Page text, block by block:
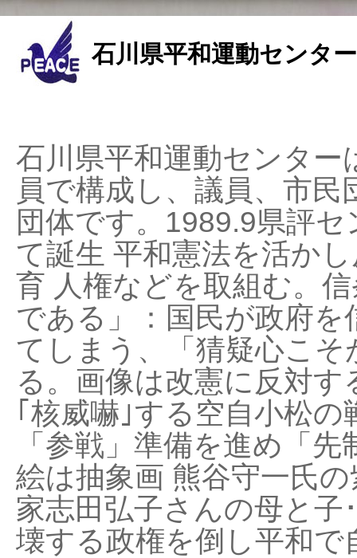
石川県平和運動センタ
石川県平和運動センタ
員で構成し、議員、市
団体です。1989.9県評
て誕生 平和憲法を活か
育 人権などを取組む。
である」：国民が政府
てしまう、「猜疑心こ
る。画像は改憲に反対
｢核威嚇｣する空自小松
「参戦」準備を進め「
絵は抽象画 熊谷守一氏
家志田弘子さんの母と子
壊する政権を倒し平和